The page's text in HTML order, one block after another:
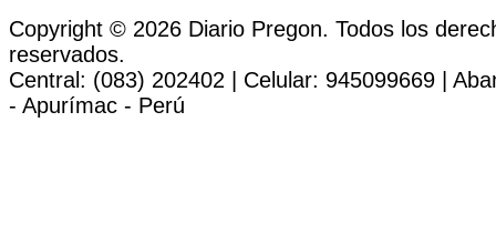
Copyright © 2026 Diario Pregon. Todos los
reservados.
Central: (083) 202402 | Celular: 945099669 |
- Apurímac - Perú